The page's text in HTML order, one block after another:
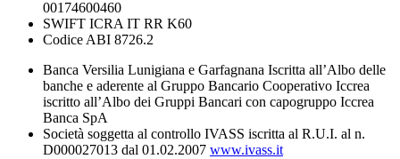
00174600460
SWIFT ICRA IT RR K60
Codice ABI 8726.2
Banca Versilia Lunigiana e Garfagnana Iscritta all’Albo delle
banche e aderente al Gruppo Bancario Cooperativo Iccrea
iscritto all’Albo dei Gruppi Bancari con capogruppo Iccrea
Banca SpA
Società soggetta al controllo IVASS iscritta al R.U.I. al n.
D000027013 dal 01.02.2007 www.ivass.it